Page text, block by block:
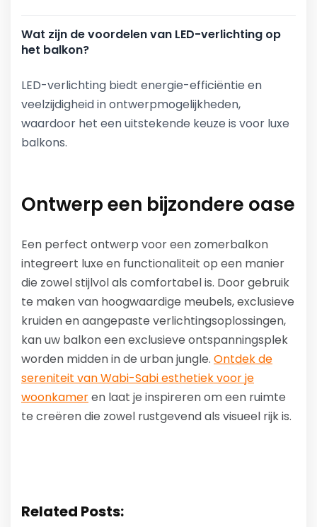
Wat zijn de voordelen van LED-verlichting op
het balkon?
LED-verlichting biedt energie-efficiëntie en
veelzijdigheid in ontwerpmogelijkheden,
waardoor het een uitstekende keuze is voor luxe
balkons.
Ontwerp een bijzondere oase
Een perfect ontwerp voor een zomerbalkon
integreert luxe en functionaliteit op een manier
die zowel stijlvol als comfortabel is. Door gebruik
te maken van hoogwaardige meubels, exclusieve
kruiden en aangepaste verlichtingsoplossingen,
kan uw balkon een exclusieve ontspanningsplek
worden midden in de urban jungle. Ontdek de
sereniteit van Wabi-Sabi esthetiek voor je
woonkameren laat je inspireren om een ruimte
te creëren die zowel rustgevend als visueel rijk is.
Related Posts: